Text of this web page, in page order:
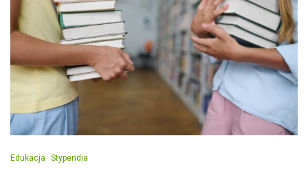
Edukacja Stypendia